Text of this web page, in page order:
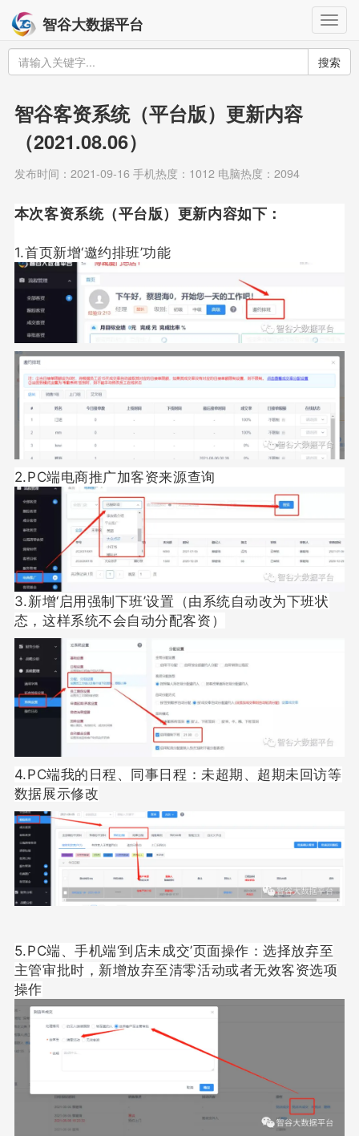
智谷大数据平台
搜索
智谷客资系统（平台版）更新内容
（2021.08.06）
发布时间：2021-09-16 手机热度：1012 电脑热度：2094
本次客资系统（平台版）更新内容如下：
1.首页新增‘邀约排班’功能
2.PC端电商推广加客资来源查询
3.新增‘启用强制下班’设置（由系统自动改为下班状
态，这样系统不会自动分配客资）
4.PC端我的日程、同事日程：未超期、超期未回访等
数据展示修改
5.PC端、手机端‘到店未成交’页面操作：选择放弃至
主管审批时，新增放弃至清零活动或者无效客资选项
操作